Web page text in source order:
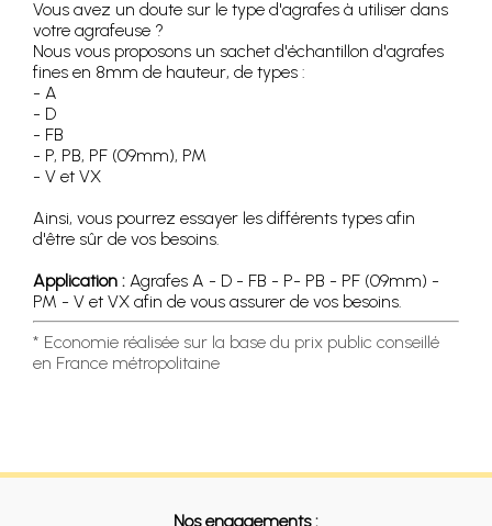
Vous avez un doute sur le type d'agrafes à utiliser dans
votre agrafeuse ?
Nous vous proposons un sachet d'échantillon d'agrafes
fines en 8mm de hauteur, de types :
- A
- D
- FB
- P, PB, PF (09mm), PM
- V et VX
Ainsi, vous pourrez essayer les différents types afin
d'être sûr de vos besoins.
Application : Agrafes A - D - FB - P- PB - PF (09mm) -
PM - V et VX afin de vous assurer de vos besoins.
* Economie réalisée sur la base du prix public conseillé
en France métropolitaine
Nos engagements :